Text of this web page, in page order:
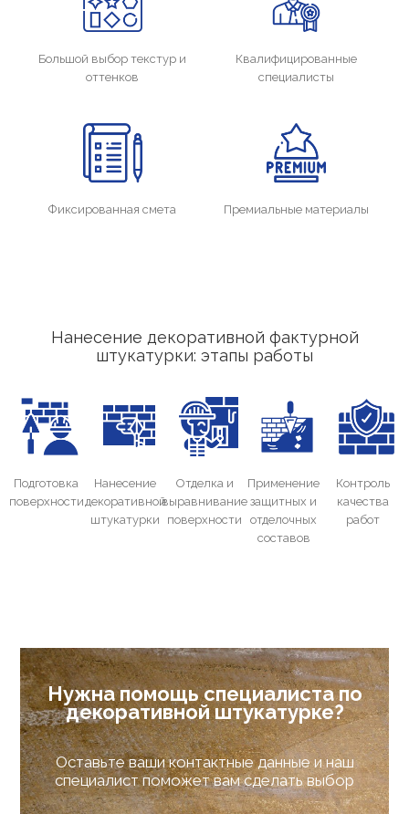
Большой выбор текстур и
оттенков
Квалифицированные
специалисты
Фиксированная смета Премиальные материалы
Нанесение декоративной фактурной
штукатурки: этапы работы
Подготовка
поверхности
Нанесение
декоративной
штукатурки
Отделка и
выравнивание
поверхности
Применение
защитных и
отделочных
составов
Контроль
качества
работ
Нужна помощь специалиста по
декоративной штукатурке?
Оставьте ваши контактные данные и наш
специалист поможет вам сделать выбор